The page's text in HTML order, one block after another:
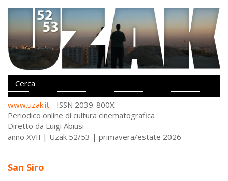
www.uzak.it - ISSN 2039-800X
Periodico online di cultura cinematografica
Diretto da Luigi Abiusi
anno XVII | Uzak 52/53 | primavera/estate 2026
San Siro